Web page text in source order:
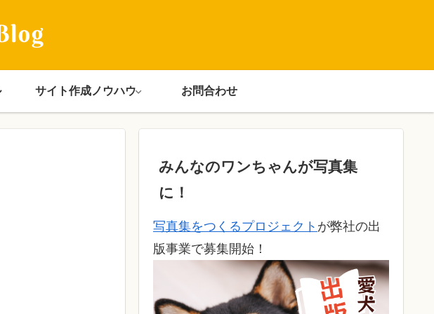
サイト作成ノウハウ お問合わせ
みんなのワンちゃんが写真集
に！
写真集をつくるプロジェクト が弊社の出
版事業で募集開始！